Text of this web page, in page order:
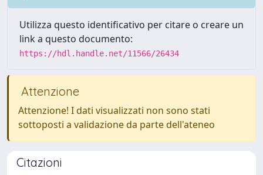
Utilizza questo identificativo per citare o creare un
link a questo documento:
https://hdl.handle.net/11566/26434
Attenzione
Attenzione! I dati visualizzati non sono stati
sottoposti a validazione da parte dell'ateneo
Citazioni